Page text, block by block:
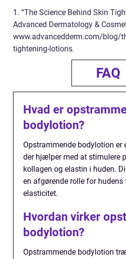
1. “The Science Behind Skin
Advanced Dermatology &
www.advancedderm.com/blog/
tightening-lotions.
FAQ
Hvad er
bodylotion?
Opstrammende bodylotion er
der hjælper med at stimulere
kollagen og elastin i huden.
en afgørende rolle for hudens
elasticitet.
Hvordan virker
bodylotion?
Opstrammende bodylotion